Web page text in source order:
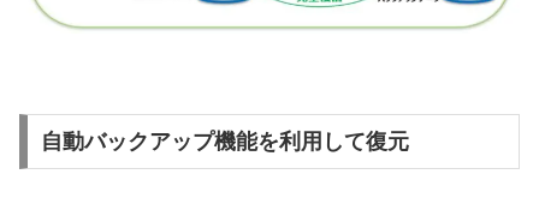
自動バックアップ機能を利用して復元